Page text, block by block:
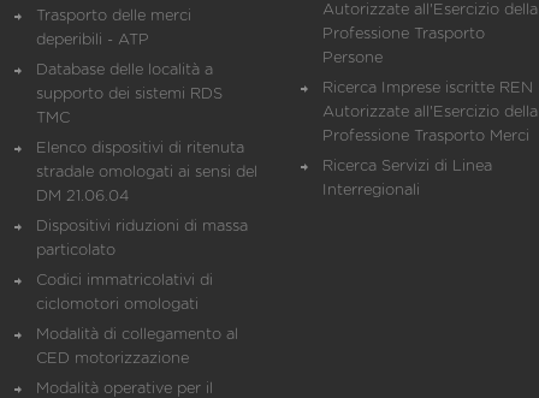
Trasporto delle merci
deperibili - ATP
Database delle località a
supporto dei sistemi RDS
TMC
Elenco dispositivi di ritenuta
stradale omologati ai sensi del
DM 21.06.04
Dispositivi riduzioni di massa
particolato
Codici immatricolativi di
ciclomotori omologati
Modalità di collegamento al
CED motorizzazione
Modalità operative per il
Autorizzate all'Esercizio della
Professione Trasporto
Persone
Ricerca Imprese iscritte REN
Autorizzate all'Esercizio della
Professione Trasporto Merci
Ricerca Servizi di Linea
Interregionali